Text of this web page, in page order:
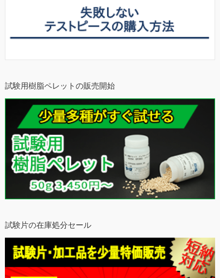
試験用樹脂ペレットの販売開始
試験片の在庫処分セール